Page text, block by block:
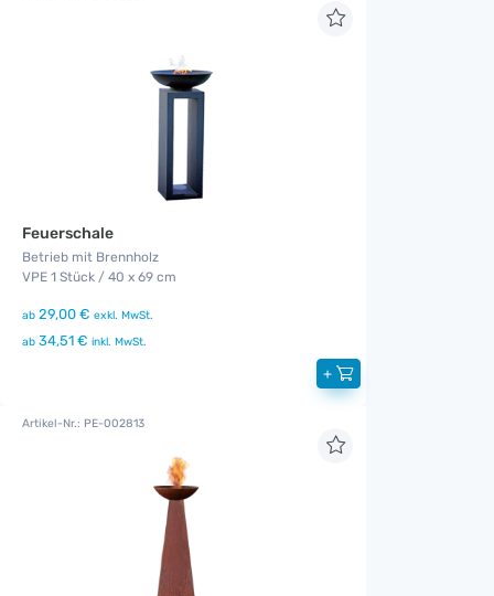
Feuerschale
Betrieb mit Brennholz
VPE 1 Stück / 40 x 69 cm
ab 29,00 € exkl. MwSt.
ab 34,51 € inkl. MwSt.
+
Artikel-Nr.: PE-002813